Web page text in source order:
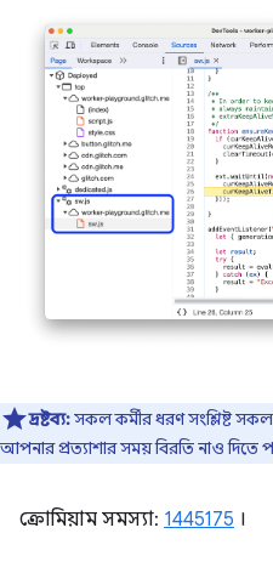
দ্রষ্টব্য:সকল কর্মীর ধরণ সংশ্লিষ্ট
আপনার প্রত্যাশার সময় বিরতি নাও দিতে
ক্রোমিয়াম সমস্যা: 1445175 ।